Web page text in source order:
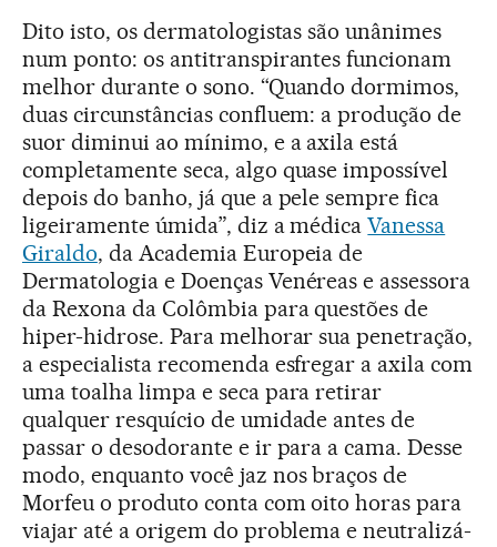
Dito isto, os dermatologistas são unânimes
num ponto: os antitranspirantes funcionam
melhor durante o sono. “Quando dormimos,
duas circunstâncias confluem: a produção de
suor diminui ao mínimo, e a axila está
completamente seca, algo quase impossível
depois do banho, já que a pele sempre fica
ligeiramente úmida”, diz a médicaVanessa
Giraldo, da Academia Europeia de
Dermatologia e Doenças Venéreas e assessora
da Rexona da Colômbia para questões de
hiper-hidrose. Para melhorar sua penetração,
a especialista recomenda esfregar a axila com
uma toalha limpa e seca para retirar
qualquer resquício de umidade antes de
passar o desodorante e ir para a cama. Desse
modo, enquanto você jaz nos braços de
Morfeu o produto conta com oito horas para
viajar até a origem do problema e neutralizá-